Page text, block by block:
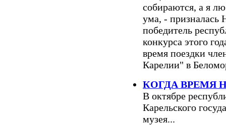
собираются, а я
ума, - призналась
победитель
конкурса этого
время поездки
Карелии" в
КОГДА ВРЕМЯ
В октябре
Карельского
музея...